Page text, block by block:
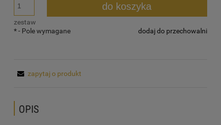
zestaw
do koszyka
dodaj do przechowalni
*- Pole wymagane
zapytaj o produkt
OPIS